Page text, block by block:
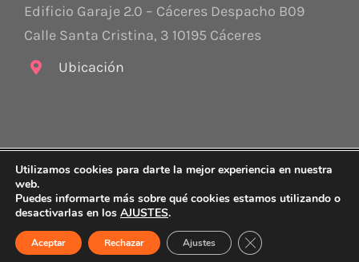
Edificio Garaje 2.0 – Cáceres Despacho B09
Calle Santa Cristina, 3 10195 Cáceres
Ubicación
Copyright 2015 -2026 Stratego CyC |Aviso legal|Política de
protección de datos
Política de Cookies
electrónico
Utilizamos cookies para darte la mejor experiencia en nuestra
web.
Puedes informarte más sobre qué cookies estamos utilizando o
desactivarlas en los AJUSTES.
Aceptar Rechazar Ajustes Cerrar el banner de